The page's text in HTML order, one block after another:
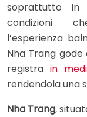
soprattutto in
condizioni
l’esperienza
Nha Trang gode
registrain
rendendola una
Nha Trang,